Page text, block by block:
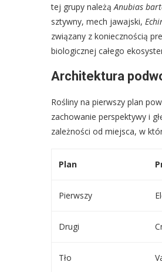
tej grupy należąAnubias
sztywny, mech jawajski,
związany z koniecznością
biologicznej całego
Architektura
Rośliny na pierwszy plan
zachowanie perspektywy i
zależności od miejsca, w
Plan
Pierwszy
Drugi
Tło